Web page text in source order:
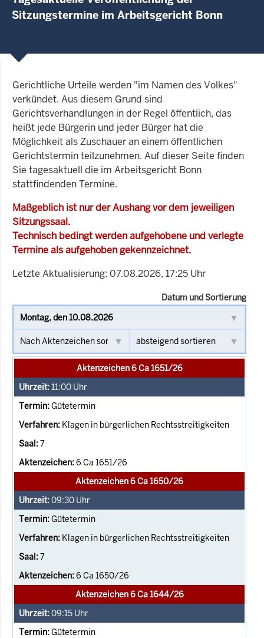
Sitzungstermine im Arbeitsgericht Bonn
Gerichtliche Urteile werden "im Namen des Volkes"
verkündet. Aus diesem Grund sind
Gerichtsverhandlungen in der Regel öffentlich, das
heißt jede Bürgerin und jeder Bürger hat die
Möglichkeit als Zuschauer an einem öffentlichen
Gerichtstermin teilzunehmen. Auf dieser Seite finden
Sie tagesaktuell die im Arbeitsgericht Bonn
stattfindenden Termine.
Maßgeblich ist nur der Aushang vor dem jeweiligen
Sitzungssaal.
Technisch bedingt werden aufgehobene und verlegte
Termine als aufgehoben gekennzeichnet.
Letzte Aktualisierung: 07.08.2026, 17:25 Uhr
Datum und Sortierung
Aktenzeichen 6 Ca 1651/26
11:00 Uhr
Gütetermin
Klagen in bürgerlichen Rechtsstreitigkeiten
7
6 Ca 1651/26
Aktenzeichen 6 Ca 1650/26
09:30 Uhr
Gütetermin
Klagen in bürgerlichen Rechtsstreitigkeiten
7
6 Ca 1650/26
Aktenzeichen 6 Ca 1644/26
09:15 Uhr
Gütetermin